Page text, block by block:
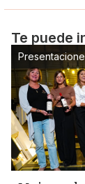
Te puede